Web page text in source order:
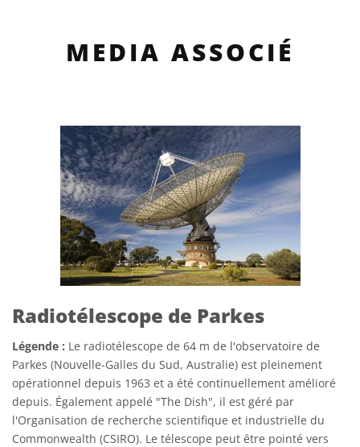
MEDIA ASSOCIÉ
Radiotélescope de Parkes
Légende : Le radiotélescope de 64 m de l'observatoire de
Parkes (Nouvelle-Galles du Sud, Australie) est pleinement
opérationnel depuis 1963 et a été continuellement amélioré
depuis. Également appelé "The Dish", il est géré par
l'Organisation de recherche scientifique et industrielle du
Commonwealth (CSIRO). Le télescope peut être pointé vers